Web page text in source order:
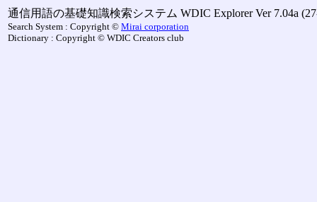
通信用語の基礎知識検索システム WDIC Explorer Ver 7.04a
Search System : Copyright © Mirai corporation
Dictionary : Copyright © WDIC Creators club